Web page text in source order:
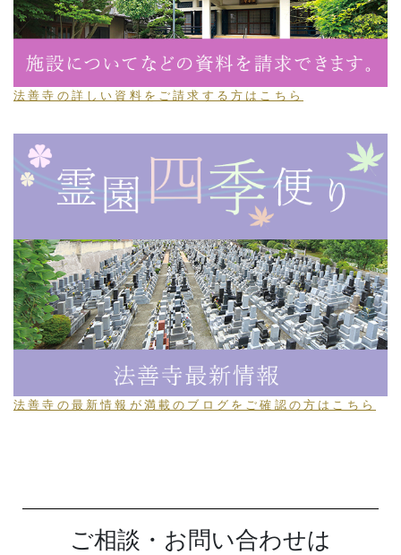
法善寺の詳しい資料をご請求する方はこちら
法善寺の最新情報が満載のブログをご確認の方はこちら
ご相談・お問い合わせは